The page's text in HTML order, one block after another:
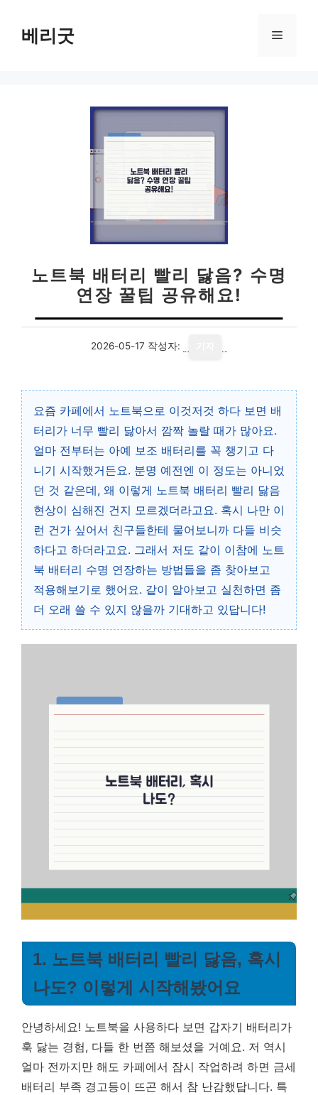
베리굿 메
노트북 배터리 빨리 닳음? 수명
연장 꿀팁 공유해요!
2026-05-17 작성자:
요즘 카페에서 노트북으로 이것저것 하다 보면 배
터리가 너무 빨리 닳아서 깜짝 놀랄 때가 많아요.
얼마 전부터는 아예 보조 배터리를 꼭 챙기고 다
니기 시작했거든요. 분명 예전엔 이 정도는 아니었
던 것 같은데, 왜 이렇게 노트북 배터리 빨리 닳음
현상이 심해진 건지 모르겠더라고요. 혹시 나만 이
런 건가 싶어서 친구들한테 물어보니까 다들 비슷
하다고 하더라고요. 그래서 저도 같이 이참에 노트
북 배터리 수명 연장하는 방법들을 좀 찾아보고
적용해보기로 했어요. 같이 알아보고 실천하면 좀
더 오래 쓸 수 있지 않을까 기대하고 있답니다!
1. 노트북 배터리 빨리 닳음, 혹시
나도? 이렇게 시작해봤어요
안녕하세요! 노트북을 사용하다 보면 갑자기 배터리가
훅 닳는 경험, 다들 한 번쯤 해보셨을 거예요. 저 역시
얼마 전까지만 해도 카페에서 잠시 작업하려 하면 금세
배터리 부족 경고등이 뜨곤 해서 참 난감했답니다. 특